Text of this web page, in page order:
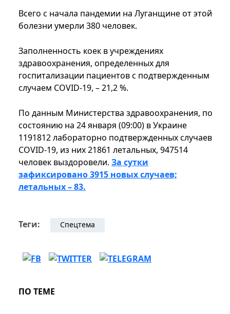
Всего с начала пандемии на Луганщине от этой
болезни умерли 380 человек.
Заполненность коек в учреждениях
здравоохранения, определенных для
госпитализации пациентов с подтвержденным
случаем COVID-19, – 21,2 %.
По данным Министерства здравоохранения, по
состоянию на 24 января (09:00) в Украине
1191812 лабораторно подтвержденных случаев
COVID-19, из них 21861 летальных, 947514
человек выздоровели. За сутки
зафиксировано 3915 новых случаев;
летальных – 83.
Теги: Спецтема
ПО ТЕМЕ